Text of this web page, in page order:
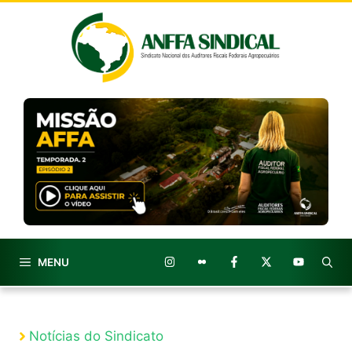
MENU
Notícias do Sindicato